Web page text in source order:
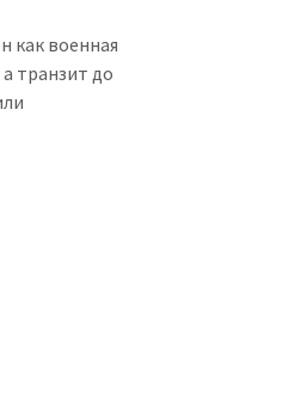
как военная
транзит до